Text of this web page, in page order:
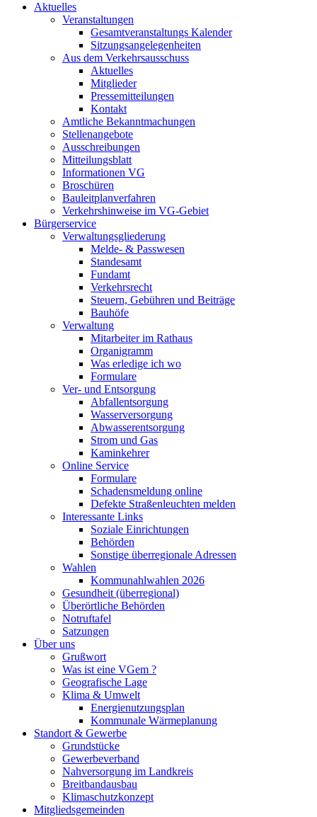
Aktuelles
Veranstaltungen
Gesamtveranstaltungs Kalender
Sitzungsangelegenheiten
Aus dem Verkehrsausschuss
Aktuelles
Mitglieder
Pressemitteilungen
Kontakt
Amtliche Bekanntmachungen
Stellenangebote
Ausschreibungen
Mitteilungsblatt
Informationen VG
Broschüren
Bauleitplanverfahren
Verkehrshinweise im VG-Gebiet
Bürgerservice
Verwaltungsgliederung
Melde- & Passwesen
Standesamt
Fundamt
Verkehrsrecht
Steuern, Gebühren und Beiträge
Bauhöfe
Verwaltung
Mitarbeiter im Rathaus
Organigramm
Was erledige ich wo
Formulare
Ver- und Entsorgung
Abfallentsorgung
Wasserversorgung
Abwasserentsorgung
Strom und Gas
Kaminkehrer
Online Service
Formulare
Schadensmeldung online
Defekte Straßenleuchten melden
Interessante Links
Soziale Einrichtungen
Behörden
Sonstige überregionale Adressen
Wahlen
Kommunahlwahlen 2026
Gesundheit (überregional)
Überörtliche Behörden
Notruftafel
Satzungen
Über uns
Grußwort
Was ist eine VGem ?
Geografische Lage
Klima & Umwelt
Energienutzungsplan
Kommunale Wärmeplanung
Standort & Gewerbe
Grundstücke
Gewerbeverband
Nahversorgung im Landkreis
Breitbandausbau
Klimaschutzkonzept
Mitgliedsgemeinden